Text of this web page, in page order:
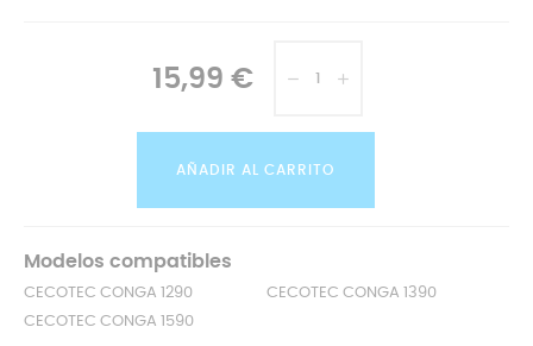
15,99 €
AÑADIR AL CARRITO
Modelos compatibles
CECOTEC CONGA 1290
CECOTEC CONGA 1390
CECOTEC CONGA 1590